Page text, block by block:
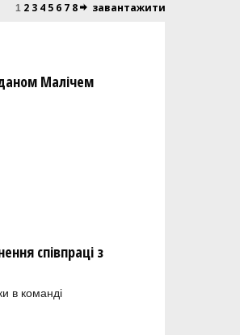
1 2 3 4 5 6 7 8 завантажити
Малічем
співпраці з
в команді